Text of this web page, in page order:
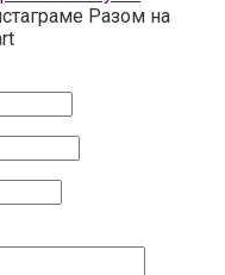
Разом на